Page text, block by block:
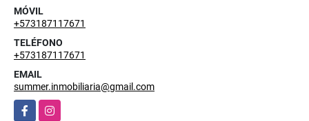
MÓVIL
+573187117671
TELÉFONO
+573187117671
EMAIL
summer.inmobiliaria@gmail.com
FacebookInstagram